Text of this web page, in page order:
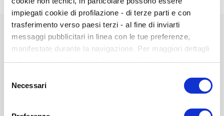
impiegati cookie di profilazione - di terze parti e con
trasferimento verso paesi terzi - al fine di inviarti
messaggi pubblicitari in linea con le tue preferenze,
manifestate durante la navigazione. Per maggiori dettagli
sul trattamento dei tuoi dati personali durante la
cookie, ti invitiamo a prendere visione dell’
informativa
. Chiudendo il banner tramite la “X” prosegui la
navigazione senza alcuna profilazione. Selezionando
delNecessari